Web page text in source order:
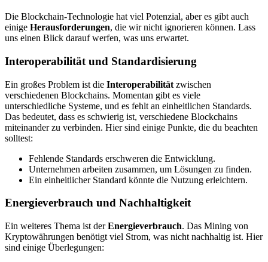
Die Blockchain-Technologie hat viel Potenzial, aber es gibt auch
einige Herausforderungen, die wir nicht ignorieren können. Lass
uns einen Blick darauf werfen, was uns erwartet.
Interoperabilität und Standardisierung
Ein großes Problem ist die Interoperabilität zwischen
verschiedenen Blockchains. Momentan gibt es viele
unterschiedliche Systeme, und es fehlt an einheitlichen Standards.
Das bedeutet, dass es schwierig ist, verschiedene Blockchains
miteinander zu verbinden. Hier sind einige Punkte, die du beachten
solltest:
Fehlende Standards erschweren die Entwicklung.
Unternehmen arbeiten zusammen, um Lösungen zu finden.
Ein einheitlicher Standard könnte die Nutzung erleichtern.
Energieverbrauch und Nachhaltigkeit
Ein weiteres Thema ist derEnergieverbrauch. Das Mining von
Kryptowährungen benötigt viel Strom, was nicht nachhaltig ist. Hier
sind einige Überlegungen: